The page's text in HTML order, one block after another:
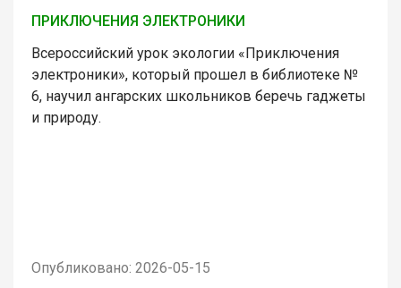
ПРИКЛЮЧЕНИЯ ЭЛЕКТРОНИКИ
Всероссийский урок экологии «Приключения
электроники», который прошел в библиотеке №
6, научил ангарских школьников беречь гаджеты
и природу.
Опубликовано: 2026-05-15